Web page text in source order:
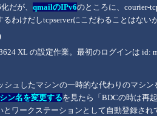
化だが、qmailのIPv6のところに、courier-
るわけだしtcpserverにこだわることはない
XL の設定作業。最初のログインは id:
シュしたマシンの一時的な代わりのマシ
ン名を変更するを見たら「BDCの時は再
とワークステーションとして自動登録さ